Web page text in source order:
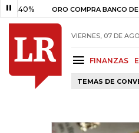
ORO COMPRA BANCO DE LA
VIERNES, 07 DE
FINANZAS
TEMAS DE